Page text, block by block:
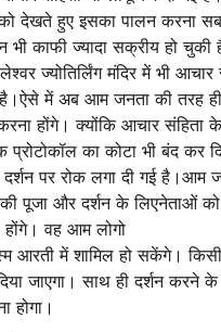
देखते हुए इसका पालन करना
भी काफी ज्यादा सक्रीय हो
ज्योतिर्लिंग मंदिर में भी
है।ऐसे में अब आम जनता की तरह
होंगे। क्योंकि आचार संहिता
प्रोटोकॉल का कोटा भी बंद कर
पर रोक लगा दी गई है।आम
की पूजा और दर्शन के लिएनेताओं
होंगे। वह आम लोगो
आरती में शामिल हो सकेंगे।
जाएगा। साथ ही दर्शन करने
होगा।